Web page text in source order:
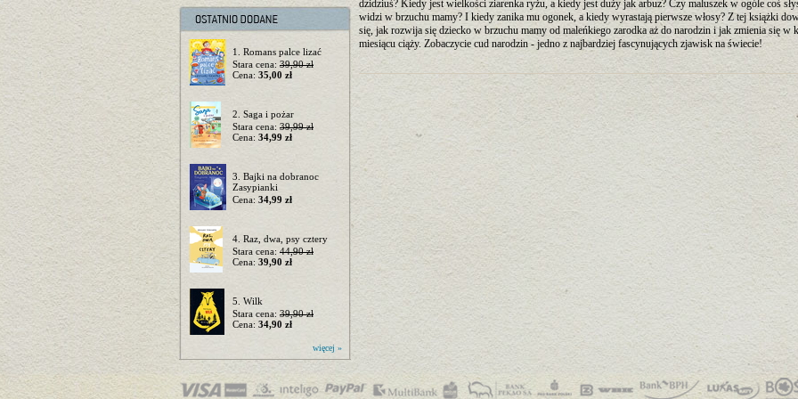
1. Romans palce lizać
Stara cena: 39,90 zł
Cena: 35,00 zł
2. Saga i pożar
Stara cena: 39,99 zł
Cena: 34,99 zł
3. Bajki na dobranoc
Zasypianki
Cena: 34,99 zł
4. Raz, dwa, psy cztery
Stara cena: 44,90 zł
Cena: 39,90 zł
5. Wilk
Stara cena: 39,90 zł
Cena: 34,90 zł
więcej »
dzidziuś? Kiedy jest wielkości ziarenka ryżu, a kiedy jest duży jak arbuz? Czy maluszek w ogóle coś
widzi w brzuchu mamy? I kiedy zanika mu ogonek, a kiedy wyrastają pierwsze włosy? Z tej książki
się, jak rozwija się dziecko w brzuchu mamy od maleńkiego zarodka aż do narodzin i jak zmienia się w
miesiącu ciąży. Zobaczycie cud narodzin - jedno z najbardziej fascynujących zjawisk na świecie!